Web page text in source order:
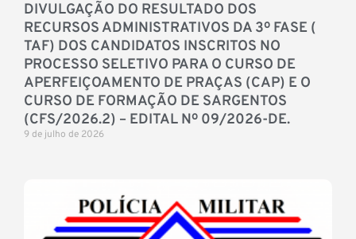
DIVULGAÇÃO DO RESULTADO DOS
RECURSOS ADMINISTRATIVOS DA 3º FASE (
TAF) DOS CANDIDATOS INSCRITOS NO
PROCESSO SELETIVO PARA O CURSO DE
APERFEIÇOAMENTO DE PRAÇAS (CAP) E O
CURSO DE FORMAÇÃO DE SARGENTOS
(CFS/2026.2) – EDITAL Nº 09/2026-DE.
9 de julho de 2026